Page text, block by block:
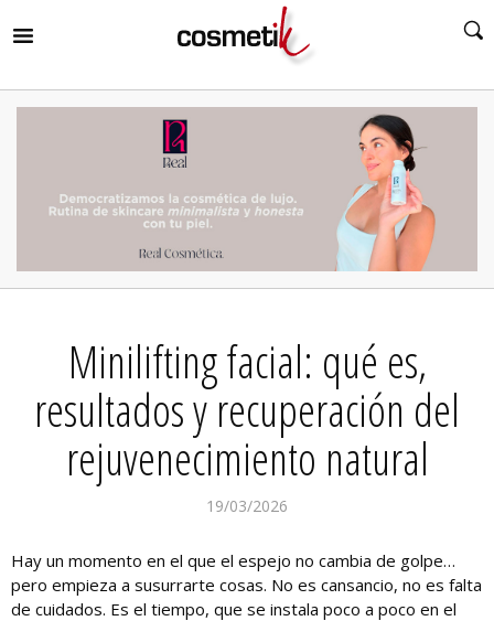
Minilifting facial: qué es,
resultados y recuperación del
rejuvenecimiento natural
19/03/2026
Hay un momento en el que el espejo no cambia de golpe…
pero empieza a susurrarte cosas. No es cansancio, no es falta
de cuidados. Es el tiempo, que se instala poco a poco en el